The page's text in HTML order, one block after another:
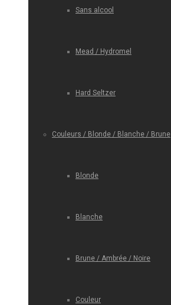
Sans alcool
Mead / Hydromel
Hard Seltzer
Couleurs / Blonde / Blanche / Brune
Blonde
Blanche
Brune / Ambrée / Noire
Couleur